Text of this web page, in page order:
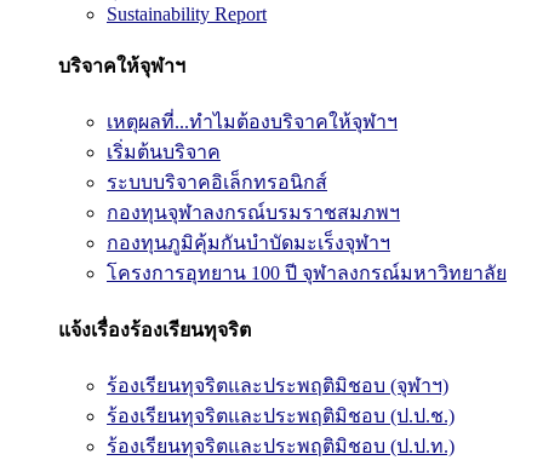
Sustainability Report
บริจาคให้จุฬาฯ
เหตุผลที่...ทำไมต้องบริจาคให้จุฬาฯ
เริ่มต้นบริจาค
ระบบบริจาคอิเล็กทรอนิกส์
กองทุนจุฬาลงกรณ์บรมราชสมภพฯ
กองทุนภูมิคุ้มกันบำบัดมะเร็งจุฬาฯ
โครงการอุทยาน 100 ปี จุฬาลงกรณ์มหาวิทยาลัย
แจ้งเรื่องร้องเรียนทุจริต
ร้องเรียนทุจริตและประพฤติมิชอบ (จุฬาฯ)
ร้องเรียนทุจริตและประพฤติมิชอบ (ป.ป.ช.)
ร้องเรียนทุจริตและประพฤติมิชอบ (ป.ป.ท.)